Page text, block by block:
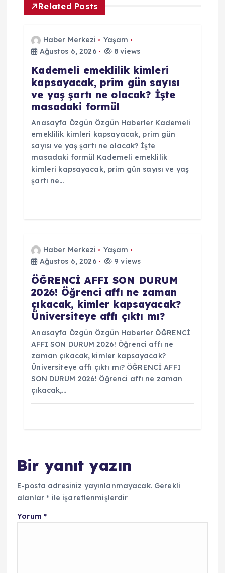
n
m
Related Posts
Haber Merkezi
Yaşam
Ağustos 6, 2026
8 views
Kademeli emeklilik kimleri
kapsayacak, prim gün sayısı
ve yaş şartı ne olacak? İşte
masadaki formül
Anasayfa Özgün Özgün Haberler Kademeli
emeklilik kimleri kapsayacak, prim gün
sayısı ve yaş şartı ne olacak? İşte
masadaki formül Kademeli emeklilik
kimleri kapsayacak, prim gün sayısı ve yaş
şartı ne…
Haber Merkezi
Yaşam
Ağustos 6, 2026
9 views
ÖĞRENCİ AFFI SON DURUM
2026! Öğrenci affı ne zaman
çıkacak, kimler kapsayacak?
Üniversiteye affı çıktı mı?
Anasayfa Özgün Özgün Haberler ÖĞRENCİ
AFFI SON DURUM 2026! Öğrenci affı ne
zaman çıkacak, kimler kapsayacak?
Üniversiteye affı çıktı mı? ÖĞRENCİ AFFI
SON DURUM 2026! Öğrenci affı ne zaman
çıkacak,…
Bir yanıt yazın
E-posta adresiniz yayınlanmayacak. Gerekli
alanlar* ile işaretlenmişlerdir
Yorum *